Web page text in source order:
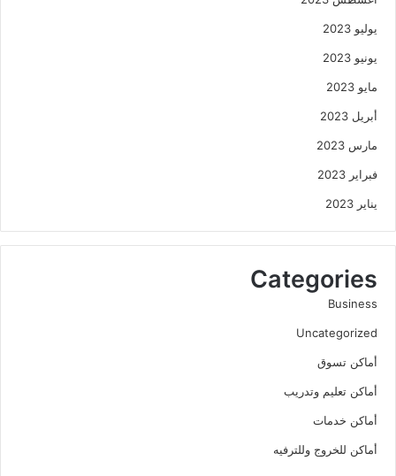
يوليو 2023
يونيو 2023
مايو 2023
أبريل 2023
مارس 2023
فبراير 2023
يناير 2023
Categories
Business
Uncategorized
أماكن تسوق
أماكن تعليم وتدريب
أماكن خدمات
أماكن للخروج وللترفيه